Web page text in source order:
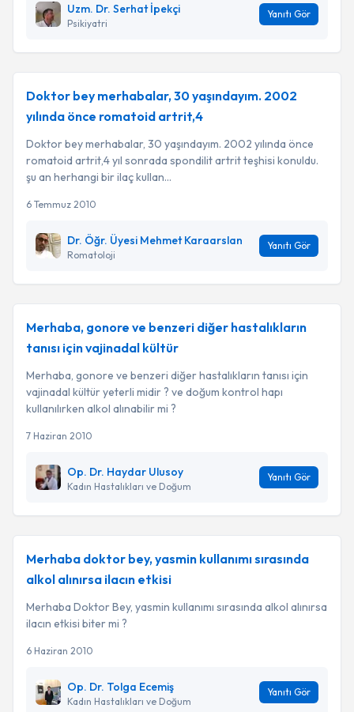
Uzm. Dr. Serhat İpekçi
Psikiyatri
Yanıtı Gör
Doktor bey merhabalar, 30 yaşındayım. 2002
yılında önce romatoid artrit,4
Doktor bey merhabalar, 30 yaşındayım. 2002 yılında önce
romatoid artrit,4 yıl sonrada spondilit artrit teşhisi konuldu.
şu an herhangi bir ilaç kullan...
6 Temmuz 2010
Dr. Öğr. Üyesi Mehmet Karaarslan
Romatoloji
Yanıtı Gör
Merhaba, gonore ve benzeri diğer hastalıkların
tanısı için vajinadal kültür
Merhaba, gonore ve benzeri diğer hastalıkların tanısı için
vajinadal kültür yeterli midir ? ve doğum kontrol hapı
kullanılırken alkol alınabilir mi ?
7 Haziran 2010
Op. Dr. Haydar Ulusoy
Kadın Hastalıkları ve Doğum
Yanıtı Gör
Merhaba doktor bey, yasmin kullanımı sırasında
alkol alınırsa ilacın etkisi
Merhaba Doktor Bey, yasmin kullanımı sırasında alkol alınırsa
ilacın etkisi biter mi ?
6 Haziran 2010
Op. Dr. Tolga Ecemiş
Kadın Hastalıkları ve Doğum
Yanıtı Gör